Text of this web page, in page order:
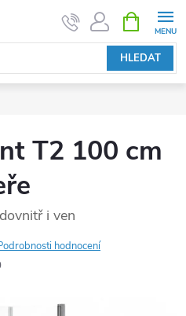
HLEDAT
NÁKUPNÍ
KOŠÍK
T2 100 cm
i ven
hodnocení